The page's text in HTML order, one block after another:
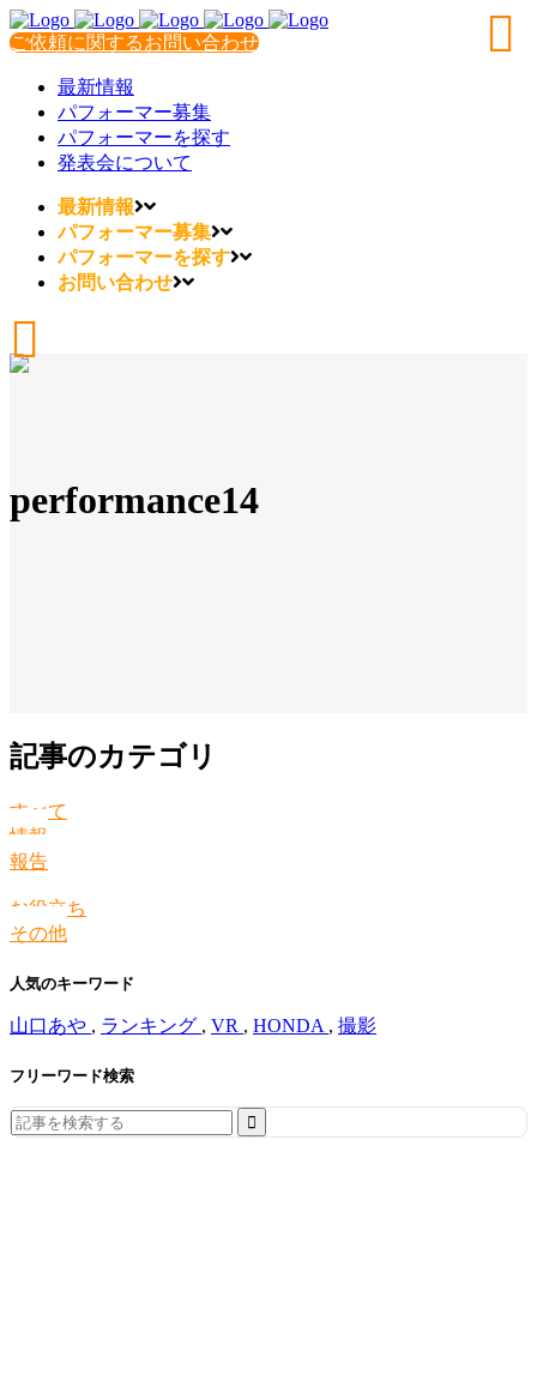
ご依頼に関するお問い合わせ
最新情報
パフォーマー募集
パフォーマーを探す
発表会について
最新情報
パフォーマー募集
パフォーマーを探す
お問い合わせ
performance14
記事のカテゴリ
すべて
情報
報告
お役立ち
その他
人気のキーワード
山口あや , ランキング , VR , HONDA , 撮影
フリーワード検索
Search
for: